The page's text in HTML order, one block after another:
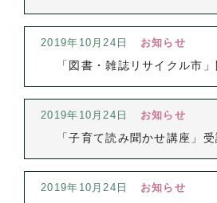
2019年10月24日 お知らせ
「図書・雑誌リサイクル市
2019年10月24日 お知らせ
「子育て読み聞かせ講座」
2019年10月24日 お知らせ